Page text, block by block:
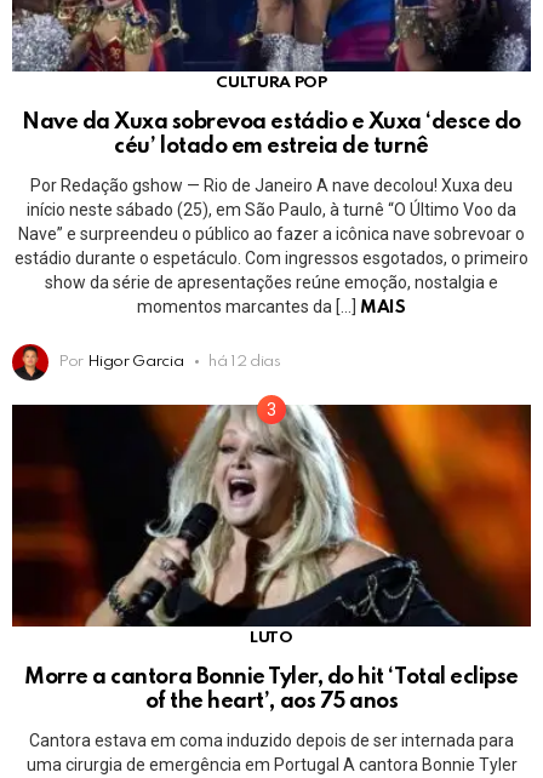
CULTURA POP
Nave da Xuxa sobrevoa estádio e Xuxa ‘desce do
céu’ lotado em estreia de turnê
Por Redação gshow — Rio de Janeiro A nave decolou! Xuxa deu
início neste sábado (25), em São Paulo, à turnê “O Último Voo da
Nave” e surpreendeu o público ao fazer a icônica nave sobrevoar o
estádio durante o espetáculo. Com ingressos esgotados, o primeiro
show da série de apresentações reúne emoção, nostalgia e
momentos marcantes da […]
MAIS
Por Higor Garcia há 12 dias
LUTO
Morre a cantora Bonnie Tyler, do hit ‘Total eclipse
of the heart’, aos 75 anos
Cantora estava em coma induzido depois de ser internada para
uma cirurgia de emergência em Portugal A cantora Bonnie Tyler